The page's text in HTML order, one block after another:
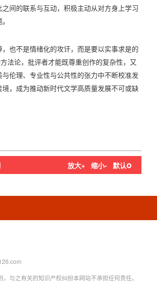
间的联系与互动，积极主动从对方身上学习
也不是情绪化的攻讦，而是要以实事求是的
法论，批评者才能既尊重创作的复杂性，又
伦理、专业性与公共性的张力中不断校准发
，成为推动新时代文学高质量发展不可或缺
放大+ 缩小- 默认o
与之有关的知识产权纠纷本网站不承担任何责任。